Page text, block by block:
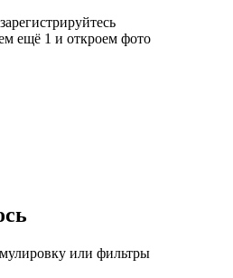
ещё 1 и откроем фото
или фильтры